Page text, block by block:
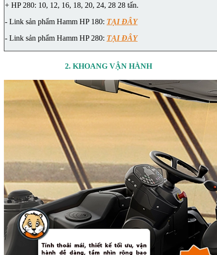
+ HP 280: 10, 12, 16, 18, 20, 24, 28 28 tấn.
- Link sản phẩm Hamm HP 180: TẠI ĐÂY
- Link sản phẩm Hamm HP 280: TẠI ĐÂY
2. KHOANG VẬN HÀNH